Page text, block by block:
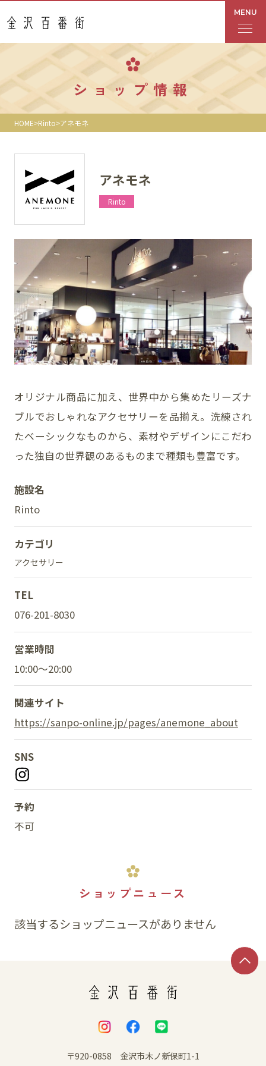
MENU
フロアガイド
あんと
Rinto
ショップ検索
ショップニュース
イベント
アクセス・パーキング
館内サービス
スタッフ募集
百番街くらぶ
ショップ情報
HOME Rinto アネモネ
アネモネ
Rinto
オリジナル商品に加え、世界中から集めたリーズナ
ブルでおしゃれなアクセサリーを品揃え。洗練され
たベーシックなものから、素材やデザインにこだわ
った独自の世界観のあるものまで種類も豊富です。
施設名
Rinto
カテゴリ
アクセサリー
TEL
076-201-8030
営業時間
10:00～20:00
関連サイト
https://sanpo-online.jp/pages/anemone_about
SNS
予約
不可
ショップニュース
該当するショップニュースがありません
〒920-0858 金沢市木ノ新保町1-1